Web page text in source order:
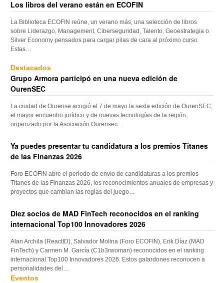
Los libros del verano están en ECOFIN
La Biblioteca ECOFIN reúne, un verano más, una selección de libros
sobre Liderazgo, Management, Ciberseguridad, Talento, Geoestrategia o
Silver Economy pensados para cargar pilas de cara al próximo curso.
Estas…
Destacados
Grupo Armora participó en una nueva edición de
OurenSEC
La ciudad de Ourense acogió el 7 de mayo la sexta edición de OurenSEC,
el mayor encuentro jurídico y de nuevas tecnologías de la región,
organizado por la Asociación Ourensec…
Ya puedes presentar tu candidatura a los premios Titanes
de las Finanzas 2026
Foro ECOFIN abre el periodo de envío de candidaturas a los premios
Titanes de las Finanzas 2026, los reconocimientos anuales de empresas y
proyectos que cambian las reglas del juego…
Diez socios de MAD FinTech reconocidos en el ranking
internacional Top100 Innovadores 2026
Alan Archila (ReactID), Salvador Molina (Foro ECOFIN), Erik Díaz (MAD
FinTech) y Carmen M. García (C1b3rwoman) reconocidos en el ranking
internacional Top100 Innovadores 2026. Estos galardones reconocen a
personalidades del…
Eventos